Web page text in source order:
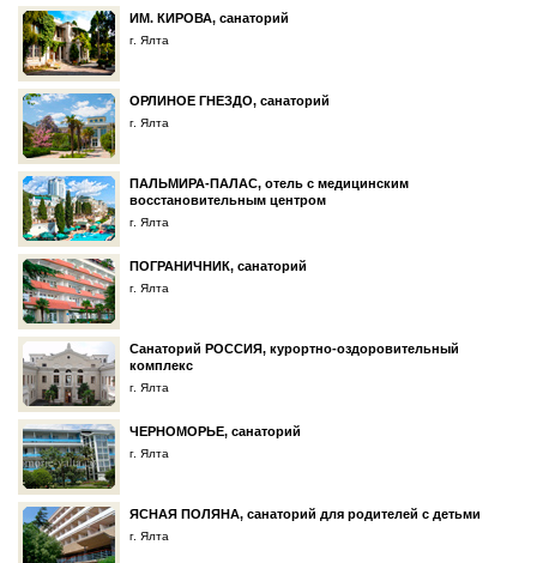
ИМ. КИРОВА, санаторий
г. Ялта
ОРЛИНОЕ ГНЕЗДО, санаторий
г. Ялта
ПАЛЬМИРА-ПАЛАС, отель с медицинским
восстановительным центром
г. Ялта
ПОГРАНИЧНИК, санаторий
г. Ялта
Санаторий РОССИЯ, курортно-оздоровительный
комплекс
г. Ялта
ЧЕРНОМОРЬЕ, санаторий
г. Ялта
ЯСНАЯ ПОЛЯНА, санаторий для родителей с детьми
г. Ялта